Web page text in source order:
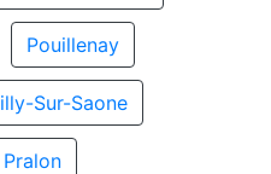
Pouillenay
Sur-Saone
Pralon